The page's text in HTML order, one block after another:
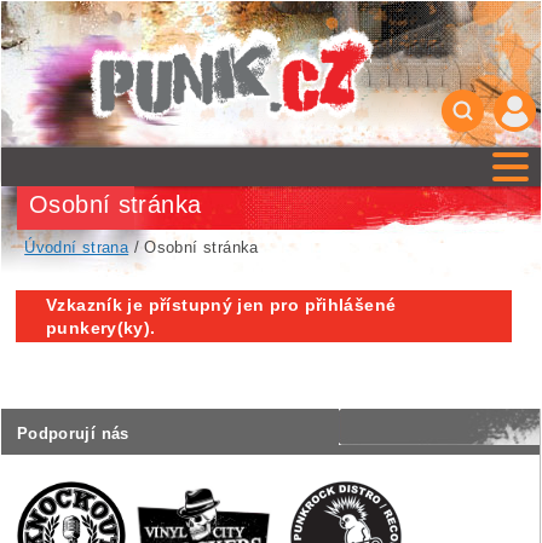
Podporují nás
Osobní stránka
Úvodní strana/ Osobní stránka
Vzkazník je přístupný jen pro přihlášené
punkery(ky).